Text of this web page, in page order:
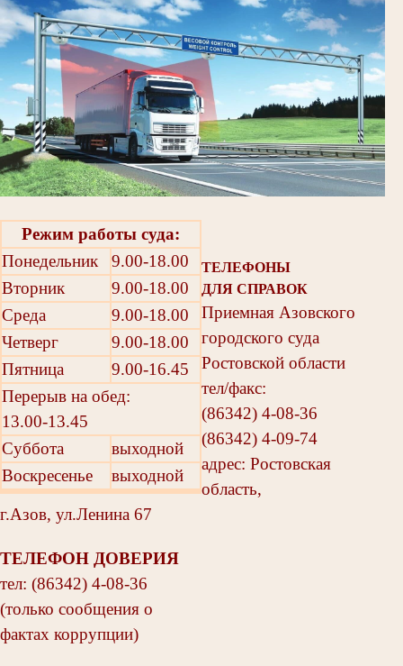
Режим работы суда:
Понедельник
9.00-18.00
Вторник
9.00-18.00
Среда
9.00-18.00
Четверг
9.00-18.00
Пятница
9.00-16.45
Перерыв на обед:
13.00-13.45
Суббота
выходной
Воскресенье
выходной
ТЕЛЕФОНЫ
ДЛЯ СПРАВОК
Приемная Азовского
городского суда
Ростовской области
тел/факс:
(86342) 4-08-36
(86342) 4-09-74
адрес: Ростовская
область,
г.Азов, ул.Ленина 67
ТЕЛЕФОН ДОВЕРИЯ
тел: (86342) 4-08-36
(только сообщения о
фактах коррупции)